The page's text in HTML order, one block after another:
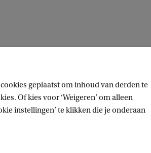
geplaatst om inhoud van derden te
Of kies voor ‘Weigeren’ om alleen
instellingen’ te klikken die je onderaan